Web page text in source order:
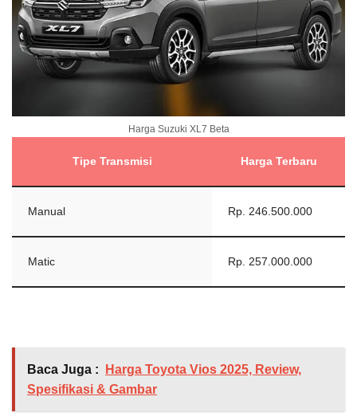
Harga Suzuki XL7 Beta
Tipe Transmisi Harga Terbaru
Manual Rp. 246.500.000
Matic Rp. 257.000.000
Baca Juga :
Harga Toyota Vios 2025, Review,
Spesifikasi & Gambar